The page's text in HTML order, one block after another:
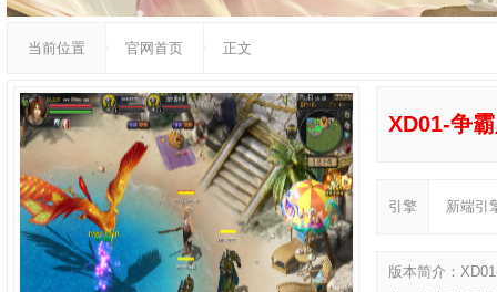
当前位置 官网首页 正文
XD01-争
引擎 新端引
版本简介：